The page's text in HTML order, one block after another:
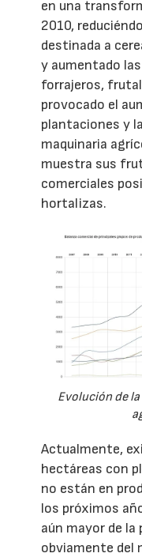
en una
2010,
destinada a
y aumentado
forrajeros,
provocado el
plantaciones y
maquinaria
muestra sus
comerciales
hortalizas.
Evolución de
Actualmente,
hectáreas con
no están en
los próximos
aún mayor de
obviamente del